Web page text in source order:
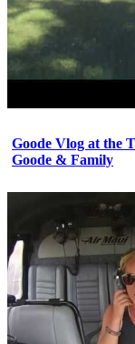
Goode Vlog at the
Goode & Family